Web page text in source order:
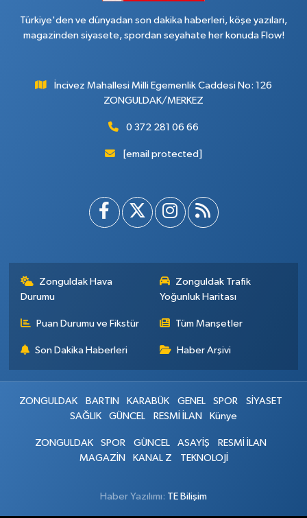
Türkiye'den ve dünyadan son dakika haberleri, köşe yazıları,
magazinden siyasete, spordan seyahate her konuda Flow!
İncivez Mahallesi Milli Egemenlik Caddesi No: 126
ZONGULDAK/MERKEZ
0 372 281 06 66
[email protected]
Zonguldak Hava
Durumu
Zonguldak Trafik
Yoğunluk Haritası
Puan Durumu ve Fikstür Tüm Manşetler
Son Dakika Haberleri Haber Arşivi
ZONGULDAK BARTIN KARABÜK GENEL SPOR
SİYASET
SAĞLIK
GÜNCEL RESMİ İLAN Künye
ZONGULDAK SPOR GÜNCEL ASAYİŞ
RESMİ İLAN
MAGAZİN
KANAL Z TEKNOLOJİ
Haber Yazılımı: TE Bilişim